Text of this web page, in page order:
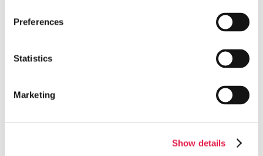
Preferences
Statistics
Marketing
Show details